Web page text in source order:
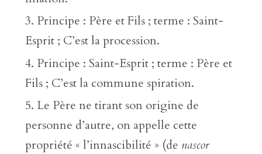
Principe : Père et Fils ; terme : Saint-
Esprit ; C’est la procession.
Principe : Saint-Esprit ; terme : Père et
Fils ; C’est la commune spiration.
Le Père ne tirant son origine de
personne d’autre, on appelle cette
propriété « l’innascibilité » (de nascor